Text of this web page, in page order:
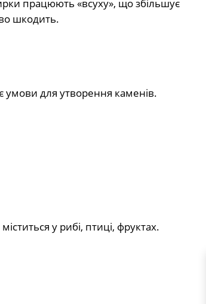
працюють «всуху», що збільшує
шкодить.
умови для утворення каменів.
у рибі, птиці, фруктах.